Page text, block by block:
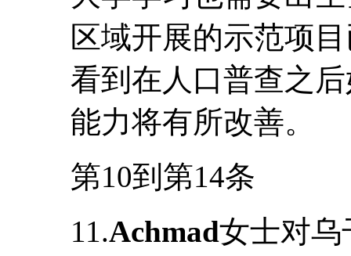
区域开展的示范项
看到在人口普查之
能力将有所改善。
第10到第14条
11.Achmad女士对乌